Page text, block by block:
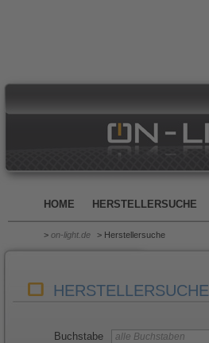
HOME HERSTELLERSUCHE
> on-light.de > Herstellersuche
HERSTELLERSUCHE
Buchstabe